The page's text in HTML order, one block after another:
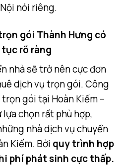
nói riêng.
gói Thành Hưng có
rõ ràng
nhà sẽ trở nên cực đơn
dịch vụ trọn gói. Công
gói tại Hoàn Kiếm –
chọn rất phù hợp,
nhà dịch vụ chuyển
Kiếm. Bởi quy trình hợp
phí phát sinh cực thấp.